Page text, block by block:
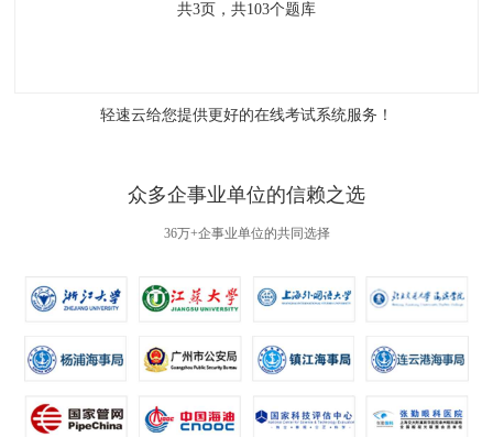
共3页，共103个题库
轻速云给您提供更好的在线考试系统服务！
众多企事业单位的信赖之选
36万+企事业单位的共同选择